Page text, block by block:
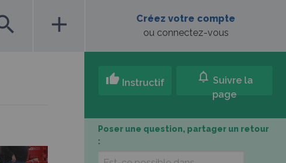
add
Créez votre compte
ou connectez-vous
thumb_up Instructif notifications Suivre la
page
Poser une question, partager un retour
: